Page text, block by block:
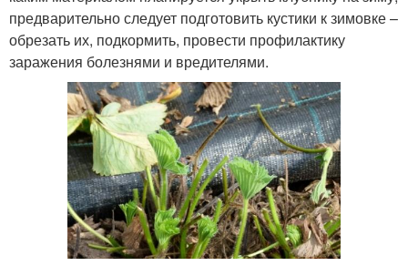
предварительно следует подготовить кустики к зимовке –
обрезать их, подкормить, провести профилактику
заражения болезнями и вредителями.